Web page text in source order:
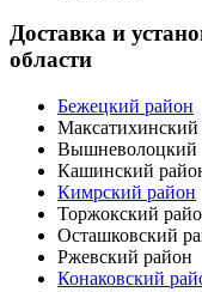
Доставка и
области
Бежецкий район
Максатихинский
Вышневолоцкий
Кашинский
Кимрский район
Торжокский
Осташковский
Ржевский район
Конаковский